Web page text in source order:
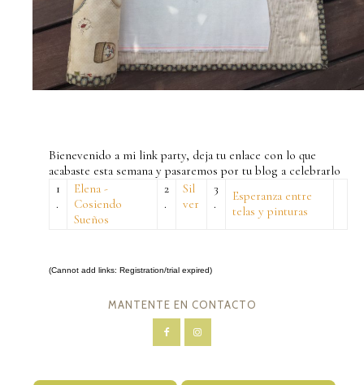
Bienevenido a mi link party, deja tu enlace con lo que
acabaste esta semana y pasaremos por tu blog a celebrarlo
1
.
Elena -
Cosiendo
Sueños
2
.
Sil
ver
3
.
Esperanza entre
telas y pinturas
(Cannot add links: Registration/trial expired)
MANTENTE EN CONTACTO